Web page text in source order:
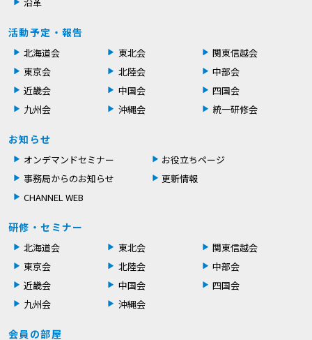
活動予定・報告
北海道会 東北会
関東信越会
東京会
北陸会
中部会
近畿会
中国会
四国会
九州会
沖縄会 統一研修会
お知らせ
オンデマンドセミナー
お役立ちページ
事務局からのお知らせ
更新情報
CHANNEL WEB
研修・セミナー
北海道会 東北会
関東信越会
東京会
北陸会
中部会
近畿会
中国会
四国会
九州会
沖縄会
会員の部屋